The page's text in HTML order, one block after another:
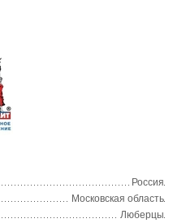
Россия
Московская область
Люберцы